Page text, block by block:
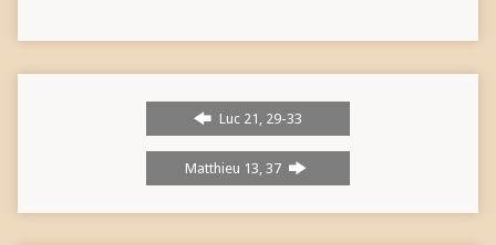
Luc 21, 29-33
Matthieu 13, 37